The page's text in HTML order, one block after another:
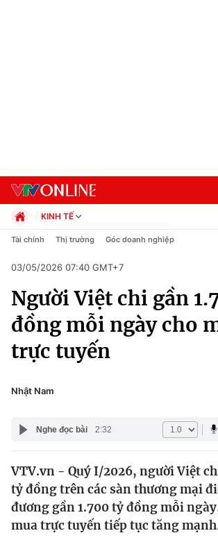
Chuyên mục
Chính trị
Xã hội
Pháp luật
Y tế
Thế giới
Tin tức
Thế giới đó đây
Kinh tế
KINH TẾ
Chính trị
Pháp luật
Kinh tế
Thể thao
Truyền hình
Văn hóa - Giải trí
Tài chính Thị trường Góc doanh nghiệp
03/05/2026 07:40 GMT+7
Người Việt chi gần
đồng mỗi ngày cho
trực tuyến
Nhật Nam
Nghe đọc bài 2:32
VTV.vn - Quý I/2026, người Việt
tỷ đồng trên các sàn thương mại
đương gần 1.700 tỷ đồng mỗi
mua trực tuyến tiếp tục tăng